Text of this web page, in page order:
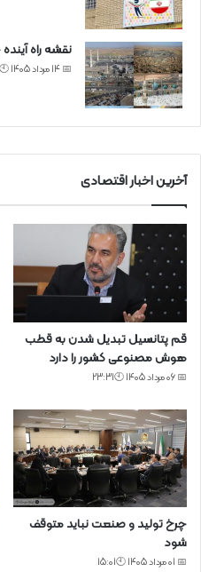
نقشه راه
📅 14 مرداد 1405 🕙00:16
آخرین اخبار اقتصادی
قم پتانسیل تبدیل شدن به قطب
هوش مصنوعی کشور را دارد
📅 06 مرداد 1405 🕙23:31
چرخ تولید و صنعت نباید متوقف
شود
📅 01 مرداد 1405 🕙15:01